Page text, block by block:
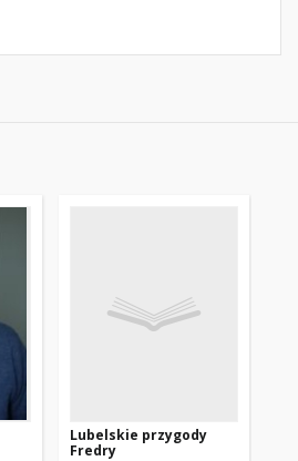
Lubelskie przygody
Fredry